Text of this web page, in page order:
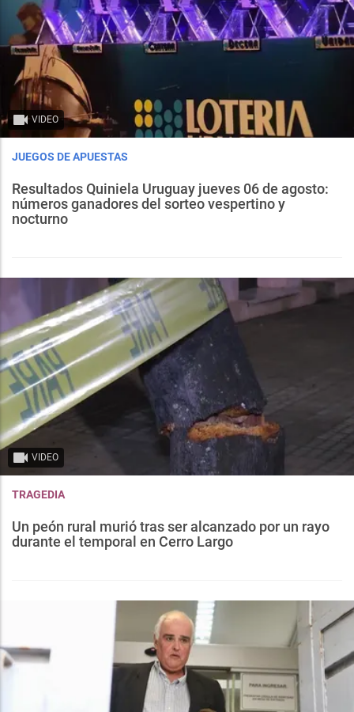
VIDEO
JUEGOS DE APUESTAS
Resultados Quiniela Uruguay jueves 06 de agosto:
números ganadores del sorteo vespertino y
nocturno
VIDEO
TRAGEDIA
Un peón rural murió tras ser alcanzado por un rayo
durante el temporal en Cerro Largo